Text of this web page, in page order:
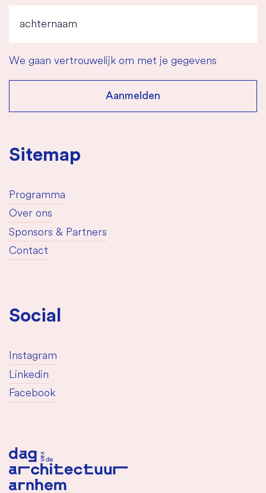
We gaan vertrouwelijk om met je gegevens
Sitemap
Programma
Over ons
Sponsors & Partners
Contact
Social
Instagram
Linkedin
Facebook